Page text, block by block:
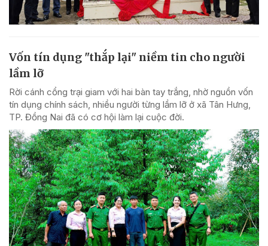
Vốn tín dụng "thắp lại" niềm tin cho người
lầm lỡ
Rời cánh cổng trại giam với hai bàn tay trắng, nhờ nguồn vốn
tín dụng chính sách, nhiều người từng lầm lỡ ở xã Tân Hưng,
TP. Đồng Nai đã có cơ hội làm lại cuộc đời.